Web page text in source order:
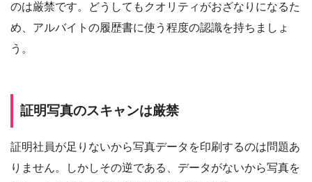
のは厳禁です。どうしてもクオリティがおざなりになるた
め、アルバイトの履歴書に使う程度の認識を持ちましょ
う。
証明写真のスキャンは厳禁
証明社員が足りないから写真データを印刷するのは問題あ
りません。しかしその逆である、データがないから写真を